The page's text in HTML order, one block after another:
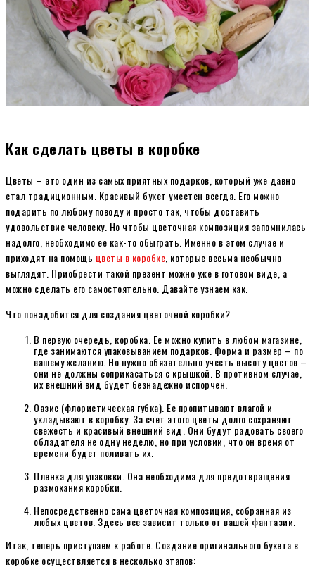
Как сделать цветы в коробке
Цветы – это один из самых приятных подарков, который уже давно
стал традиционным. Красивый букет уместен всегда. Его можно
подарить по любому поводу и просто так, чтобы доставить
удовольствие человеку. Но чтобы цветочная композиция запомнилась
надолго, необходимо ее как-то обыграть. Именно в этом случае и
приходят на помощь цветы в коробке , которые весьма необычно
выглядят. Приобрести такой презент можно уже в готовом виде, а
можно сделать его самостоятельно. Давайте узнаем как.
Что понадобится для создания цветочной коробки?
В первую очередь, коробка. Ее можно купить в любом магазине,
где занимаются упаковыванием подарков. Форма и размер – по
вашему желанию. Но нужно обязательно учесть высоту цветов –
они не должны соприкасаться с крышкой. В противном случае,
их внешний вид будет безнадежно испорчен.
Оазис (флористическая губка). Ее пропитывают влагой и
укладывают в коробку. За счет этого цветы долго сохраняют
свежесть и красивый внешний вид. Они будут радовать своего
обладателя не одну неделю, но при условии, что он время от
времени будет поливать их.
Пленка для упаковки. Она необходима для предотвращения
размокания коробки.
Непосредственно сама цветочная композиция, собранная из
любых цветов. Здесь все зависит только от вашей фантазии.
Итак, теперь приступаем к работе. Создание оригинального букета в
коробке осуществляется в несколько этапов: